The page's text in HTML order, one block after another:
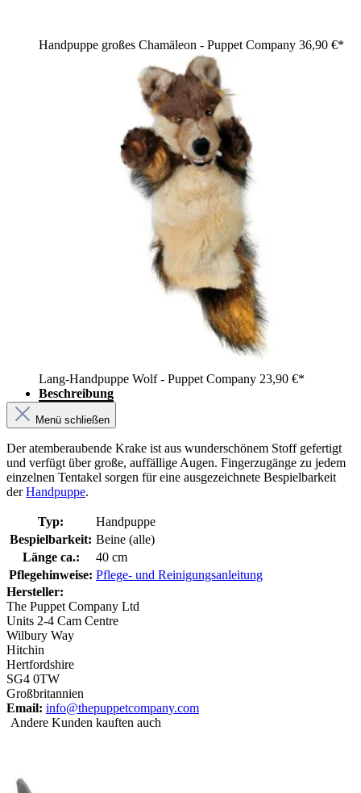
Handpuppe großes Chamäleon - Puppet Company 36,90 €*
Lang-Handpuppe Wolf - Puppet Company 23,90 €*
Beschreibung
Menü schließen
Der atemberaubende Krake ist aus wunderschönem Stoff gefertigt
und verfügt über große, auffällige Augen. Fingerzugänge zu jedem
einzelnen Tentakel sorgen für eine ausgezeichnete Bespielbarkeit
derHandpuppe.
Typ:
Handpuppe
Bespielbarkeit: Beine (alle)
Länge ca.:
40 cm
Pflegehinweise: Pflege- und Reinigungsanleitung
Hersteller:
The Puppet Company Ltd
Units 2-4 Cam Centre
Wilbury Way
Hitchin
Hertfordshire
SG4 0TW
Großbritannien
Email: info@thepuppetcompany.com
Andere Kunden kauften auch